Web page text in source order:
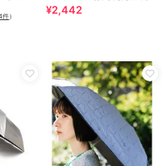
件） ¥2,442